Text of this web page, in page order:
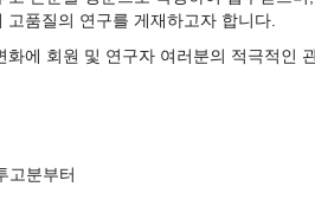
a
로미어 길이와 자식의
Paternal
품질의 연구를 게재하고자 합니다.
화에 회원 및 연구자 여러분의 적극적인
고분부터